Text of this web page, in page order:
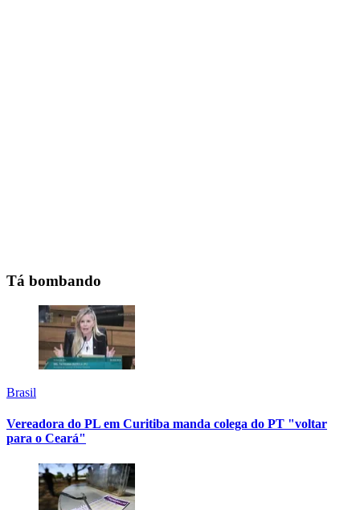
Tá bombando
Brasil
Vereadora do PL em Curitiba manda colega do PT "voltar
para o Ceará"